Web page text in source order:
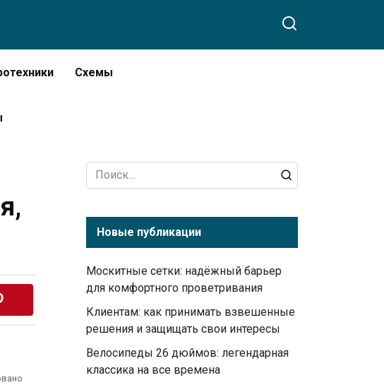
Схемы
Search
for:
Новые публикации
Москитные сетки: надёжный барьер
для комфортного проветривания
Клиентам: как принимать взвешенные
решения и защищать свои интересы
Велосипеды 26 дюймов: легендарная
классика на все времена